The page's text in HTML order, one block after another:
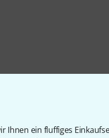
Ihnen ein fluffiges